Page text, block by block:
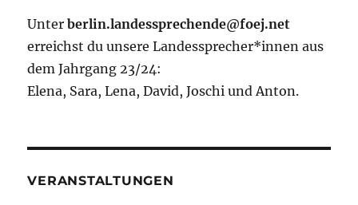
Unterberlin.landessprechende@foej.net
erreichst du unsere Landessprecher*innen aus
dem Jahrgang 23/24:
Elena, Sara, Lena, David, Joschi und Anton.
VERANSTALTUNGEN